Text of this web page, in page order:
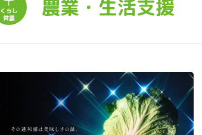
くらし
営農
農業・生活支援